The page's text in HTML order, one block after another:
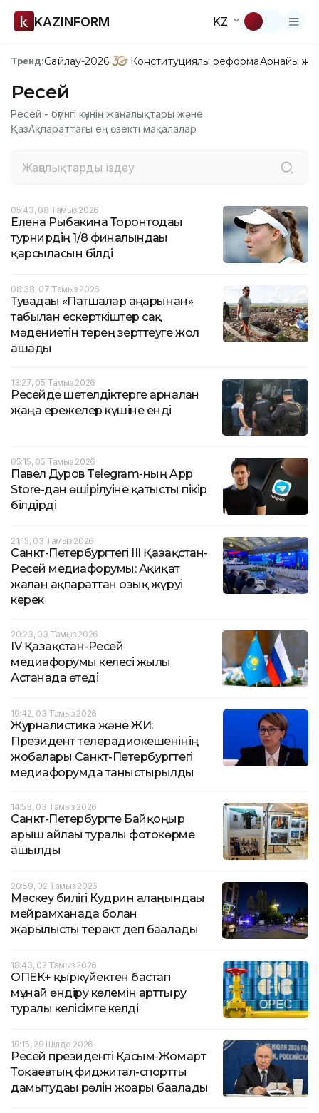
KAZINFORM KZ
Тренд:Сайлау-2026 Конституциялық реформаАрнайы
Ресей
Ресей - бүгінгі күннің жаңалықтары және
ҚазАқпараттағы ең өзекті мақалалар
05:43, 08 Тамыз 2026
Елена Рыбакина Торонтодағы
турнирдің 1/8 финалындағы
қарсыласын білді
08:38, 07 Тамыз 2026
Тувадағы «Патшалар аңғарынан»
табылған ескерткіштер сақ
мәдениетін терең зерттеуге жол
ашады
13:27, 05 Тамыз 2026
Ресейде шетелдіктерге арналған
жаңа ережелер күшіне енді
05:15, 05 Тамыз 2026
Павел Дуров Telegram-ның App
Store-дан өшірілуіне қатысты пікір
білдірді
21:15, 03 Тамыз 2026
Санкт-Петербургтегі III Қазақстан-
Ресей медиафорумы: Ақиқат
жалған ақпараттан озық жүруі
керек
20:23, 03 Тамыз 2026
IV Қазақстан-Ресей
медиафорумы келесі жылы
Астанада өтеді
19:42, 03 Тамыз 2026
Журналистика және ЖИ:
Президент телерадиокешенінің
жобалары Санкт-Петербургтегі
медиафорумда таныстырылды
14:53, 03 Тамыз 2026
Санкт-Петербургте Байқоңыр
ғарыш айлағы туралы фотокөрме
ашылды
20:59, 02 Тамыз 2026
Мәскеу билігі Кудрин алаңындағы
мейрамханада болған
жарылысты теракт деп бағалады
18:43, 02 Тамыз 2026
ОПЕК+ қыркүйектен бастап
мұнай өндіру көлемін арттыру
туралы келісімге келді
19:15, 29 Шілде 2026
Ресей президенті Қасым-Жомарт
Тоқаевтың фиджитал-спортты
дамытудағы рөлін жоғары бағалады